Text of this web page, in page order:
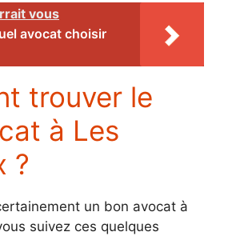
vous
avocat choisir
trouver le
à Les
?
un bon avocat à
suivez ces quelques